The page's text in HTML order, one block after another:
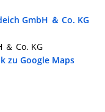
GmbH ＆ Co. KG
Co. KG
zu Google Maps